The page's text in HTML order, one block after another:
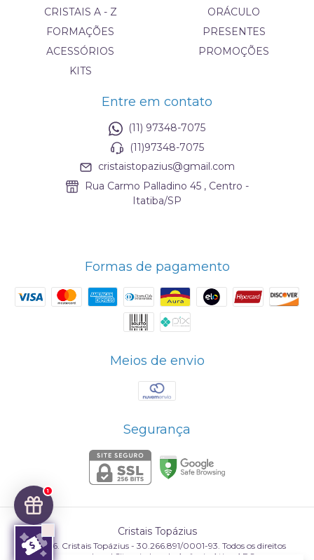
1
CRISTAIS A - Z
FORMAÇÕES
ACESSÓRIOS
KITS
ORÁCULO
PRESENTES
PROMOÇÕES
Entre em contato
(11) 97348-7075
(11)97348-7075
cristaistopazius@gmail.com
Rua Carmo Palladino 45 , Centro -
Itatiba/SP
Formas de pagamento
Meios de envio
Segurança
Cristais Topázius
©2026. Cristais Topázius - 30.266.891/0001-93. Todos os direitos
reservados.